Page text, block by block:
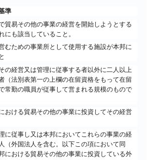
準
貿易その他の事業の経営を開始しようとする
にも該当していること。
ための事業所として使用する施設が本邦に
経営又は管理に従事する者以外に二人以上
（法別表第一の上欄の在留資格をもって在留
常勤の職員が従事して営まれる規模のもので
おける貿易その他の事業に投資してその経営
従事し 又は本邦においてこれらの事業の経
（外国法人を含む。以下この項において同
における貿易その他の事業に投資している外